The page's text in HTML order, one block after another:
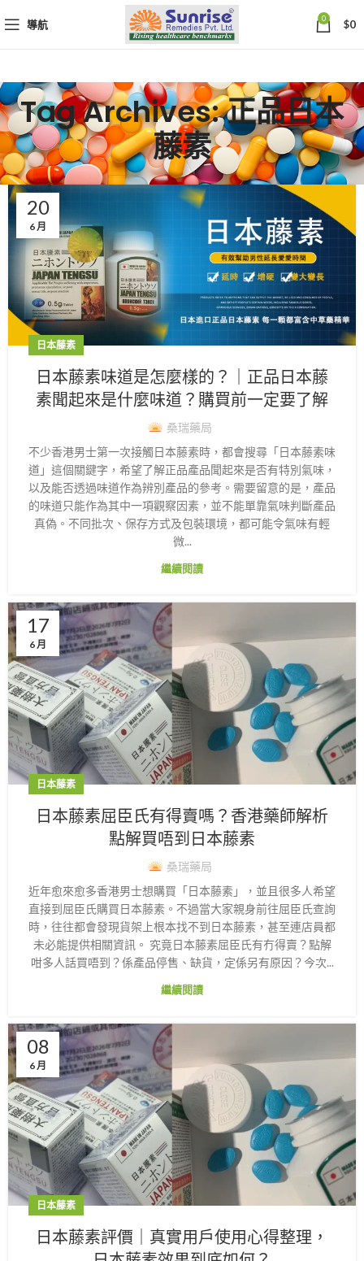
導航 0 $0
Tag Archives: 正品日本
藤素
20
6 月
日本藤素
日本藤素味道是怎麼樣的？｜正品日本藤
素聞起來是什麼味道？購買前一定要了解
桑瑞藥局
不少香港男士第一次接觸日本藤素時，都會搜尋「日本藤素味
道」這個關鍵字，希望了解正品產品聞起來是否有特別氣味，
以及能否透過味道作為辨別產品的參考。需要留意的是，產品
的味道只能作為其中一項觀察因素，並不能單靠氣味判斷產品
真偽。不同批次、保存方式及包裝環境，都可能令氣味有輕
微...
繼續閱讀
17
6 月
日本藤素
日本藤素屈臣氏有得賣嗎？香港藥師解析
點解買唔到日本藤素
桑瑞藥局
近年愈來愈多香港男士想購買「日本藤素」，並且很多人希望
直接到屈臣氏購買日本藤素。不過當大家親身前往屈臣氏查詢
時，往往都會發現貨架上根本找不到日本藤素，甚至連店員都
未必能提供相關資訊。 究竟日本藤素屈臣氏有冇得賣？點解
咁多人話買唔到？係產品停售、缺貨，定係另有原因？今次...
繼續閱讀
08
6 月
日本藤素
日本藤素評價｜真實用戶使用心得整理，